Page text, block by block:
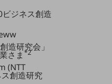
ビジネス創造
造研究会」
さま*2
(NTT
創造研究